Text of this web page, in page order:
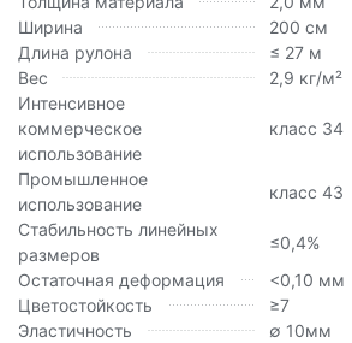
Ширина
200 см
Длина рулона
≤ 27 м
Вес
2,9 кг/м²
Интенсивное
коммерческое
использование
класс 34
Промышленное
использование
класс 43
Стабильность линейных
размеров
≤0,4%
Остаточная деформация
<0,10 мм
Цветостойкость
≥7
Эластичность
∅ 10мм